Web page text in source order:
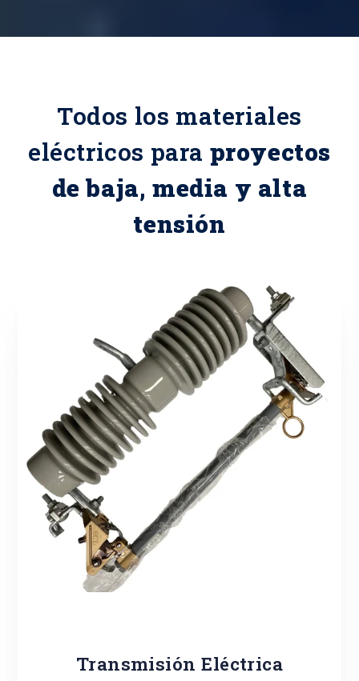
Todos los materiales
eléctricos para proyectos
de baja, media y alta
tensión
Transmisión Eléctrica